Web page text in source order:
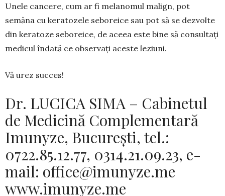
Unele cancere, cum ar fi melanomul malign, pot
semăna cu keratozele seboreice sau pot să se dez­volte
din keratoze seboreice, de aceea este bine să consultați
medicul îndată ce observați aceste leziuni.
Vă urez succes!
Dr. LUCICA SIMA – Cabinetul
de Medicină Complementară
Imunyze, Bucureşti, tel.:
0722.85.12.77, 0314.21.09.23, e-
mail: office@imunyze.me
www.imunyze.me